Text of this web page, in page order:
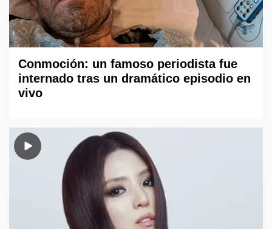
Conmoción: un famoso periodista fue
internado tras un dramático episodio en
vivo